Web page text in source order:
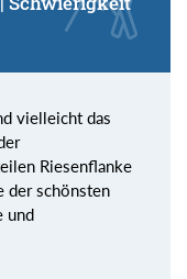
vielleicht das
Riesenflanke
der schönsten
und